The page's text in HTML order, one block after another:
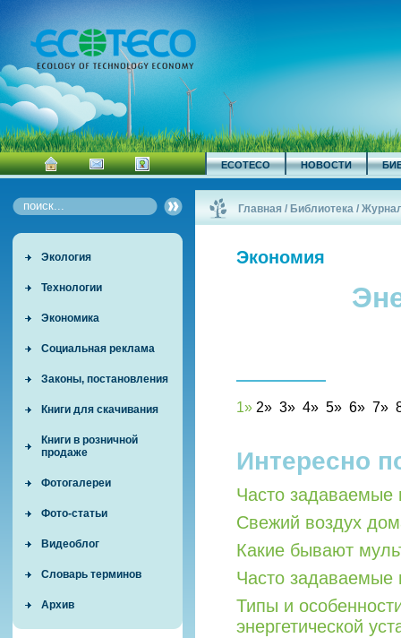
ECOTECO НОВОСТИ
Экология
Технологии
Экономика
Социальная реклама
Законы, постановления
Книги для скачивания
Книги в розничной
продаже
Фотогалереи
Фото-статьи
Видеоблог
Словарь терминов
Архив
Главная / Библиотека /
Экономия
1» 2» 3» 4» 5» 6» 7»
Интересно
Часто задаваемые
Свежий воздух
Какие бывают
Часто задаваемые
Типы и
энергетической